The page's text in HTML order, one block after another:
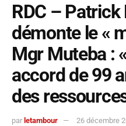
RDC – Patrick
démonte le «
Mgr Muteba :
accord de 99
des
par letambour 26 décembre